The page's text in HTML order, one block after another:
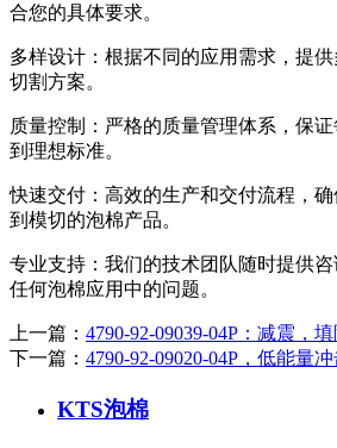
合您的具体要求。
多样设计：根据不同的应用需求，提
切割方案。
质量控制：严格的质量管理体系，保
到理想标准。
快速交付：高效的生产和交付流程，
到模切的泡棉产品。
专业支持：我们的技术团队随时提供
任何泡棉应用中的问题。
上一篇： 4790-92-09039-04P：减震，
下一篇： 4790-92-09020-04P，低能量
KTS泡棉